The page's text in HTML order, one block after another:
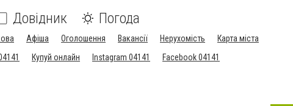
Довідник Погода
Афіша Оголошення Вакансії Нерухомість
Карта міста
Купуй онлайн Instagram 04141 Facebook 04141